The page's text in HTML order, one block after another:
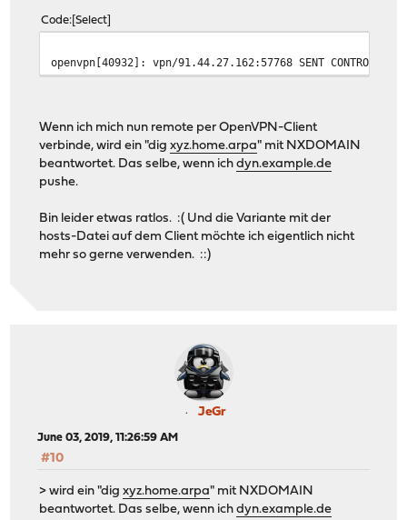
Code Select
openvpn[40932]: vpn/91.44.27.162:57768 SENT
Wenn ich mich nun remote per OpenVPN-Client
verbinde, wird ein "digxyz.home.arpa" mit NXDOMAIN
beantwortet. Das selbe, wenn ichdyn.example.de
pushe.
Bin leider etwas ratlos. :( Und die Variante mit der
hosts-Datei auf dem Client möchte ich eigentlich nicht
mehr so gerne verwenden. ::)
JeGr
June 03, 2019, 11:26:59 AM
#10
> wird ein "digxyz.home.arpa" mit NXDOMAIN
beantwortet. Das selbe, wenn ichdyn.example.de